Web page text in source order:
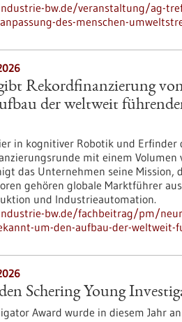
bw.de/veranstaltung/ag-
des-menschen-
Rekordfinanzierung
der weltweit
in kognitiver Robotik und Erfinder
mit einem
das Unternehmen seine
gehören globale Marktführer
und Industrieautomation.
bw.de/fachbeitrag/pm/
um-den-aufbau-der-weltweit-
Schering Young
Award wurde in diesem Jahr